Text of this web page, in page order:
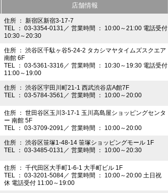
店舗情報
住所 ： 新宿区新宿3-17-7
TEL ： 03-3354-0131／ 営業時間 ： 10:00～21:00 電話受付
10:30～20:30
住所 ： 渋谷区千駄ヶ谷5-24-2 タカシマヤタイムズスクエア
南館 6F
TEL ： 03-5361-3316／ 営業時間 ： 10:30～19:30 電話受付
11:00～19:00
住所 ： 渋谷区宇田川町21-1 西武渋谷店A館7F
TEL ： 03-5784-3561／ 営業時間 ： 10:00～20:00
住所 ： 世田谷区玉川3-17-1 玉川高島屋ショッピングセンタ
ー 南館 5F
TEL ： 03-3709-2091／ 営業時間 ： 10:00～20:00
住所 ： 渋谷区笹塚1-48-14 笹塚ショッピングモール 1F
TEL ： 03-3485-0131／ 営業時間 ： 10:00～20:30
住所 ： 千代田区大手町1-6-1 大手町ビル 1F
TEL ： 03-3201-5084／ 営業時間 ： 10:00～20:00 土日祝
休 電話受付 11:00～19:00